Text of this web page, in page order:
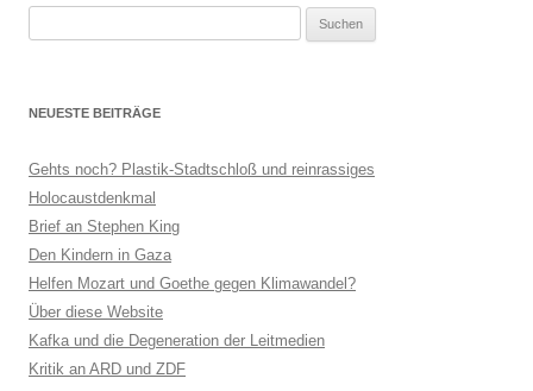
NEUESTE BEITRÄGE
Gehts noch? Plastik-Stadtschloß und reinrassiges
Holocaustdenkmal
Brief an Stephen King
Den Kindern in Gaza
Helfen Mozart und Goethe gegen Klimawandel?
Über diese Website
Kafka und die Degeneration der Leitmedien
Kritik an ARD und ZDF